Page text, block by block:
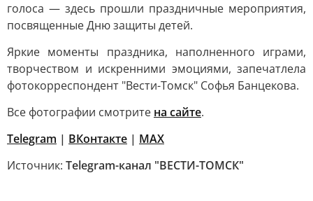
голоса — здесь прошли праздничные мероприятия,
посвященные Дню защиты детей.
Яркие моменты праздника, наполненного играми,
творчеством и искренними эмоциями, запечатлела
фотокорреспондент "Вести-Томск" Софья Банцекова.
Все фотографии смотрите на сайте.
Telegram | ВКонтакте | МАХ
Источник: Telegram-канал "ВЕСТИ-ТОМСК"